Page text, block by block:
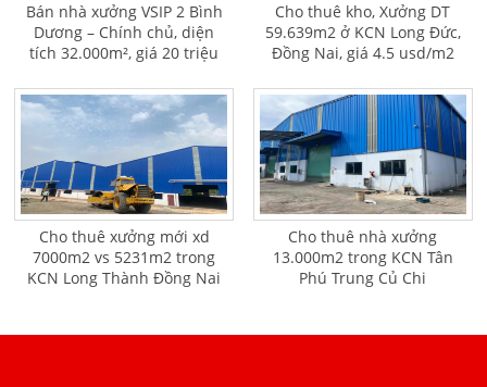
Bán nhà xưởng VSIP 2 Bình
Dương – Chính chủ, diện
tích 32.000m², giá 20 triệu
Cho thuê kho, Xưởng DT
59.639m2 ở KCN Long Đức,
Đồng Nai, giá 4.5 usd/m2
Cho thuê xưởng mới xd
7000m2 vs 5231m2 trong
KCN Long Thành Đồng Nai
Cho thuê nhà xưởng
13.000m2 trong KCN Tân
Phú Trung Củ Chi